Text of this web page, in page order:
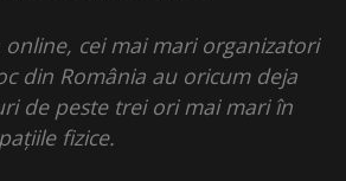
cei mai mari organizatori
din România au oricum deja
de peste trei ori mai mari în
fizice.